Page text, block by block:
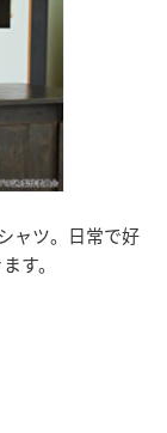
ャツ。日常で好
す。